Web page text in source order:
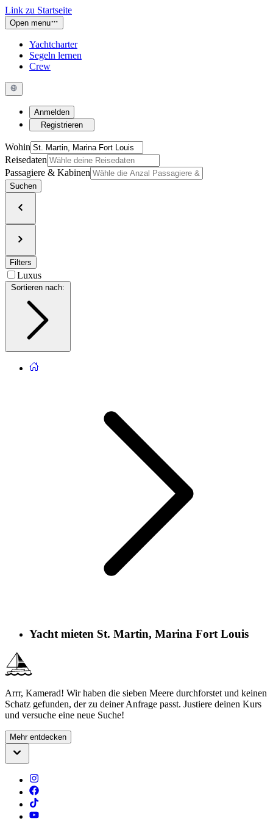
Link zu Startseite
Open menu
Yachtcharter
Segeln lernen
Crew
Anmelden
Registrieren
Wohin
Reisedaten
Passagiere & Kabinen
Suchen
Filters
Luxus
Sortieren nach
Yacht mieten St. Martin, Marina Fort Louis
Arrr, Kamerad! Wir haben die sieben Meere durchforstet und keinen
Schatz gefunden, der zu deiner Anfrage passt. Justiere deinen Kurs
und versuche eine neue Suche!
Mehr entdecken